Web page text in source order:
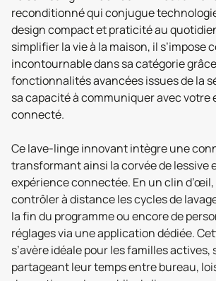
reconditionné qui conjugue
design compact et praticité au
simplifier la vie à la maison, il s’impose
incontournable dans sa catégorie
fonctionnalités avancées issues de la
sa capacité à communiquer avec
connecté.
Ce lave-linge innovant intègre une
transformant ainsi la corvée de lessive
expérience connectée. En un clin d’œil,
contrôler à distance les cycles de
la fin du programme ou encore de
réglages via une application dédiée.
s’avère idéale pour les familles actives,
partageant leur temps entre bureau,